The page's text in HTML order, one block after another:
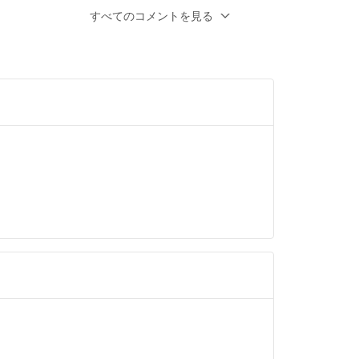
- 3ヶ月前
と言います。
すべてのコメントを見る